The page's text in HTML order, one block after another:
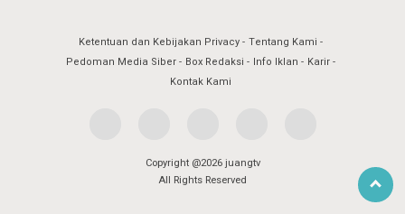
Ketentuan dan Kebijakan Privacy Tentang Kami
Pedoman Media Siber
Box Redaksi Info Iklan
Karir
Kontak Kami
Copyright @2026 juangtv
All Rights Reserved